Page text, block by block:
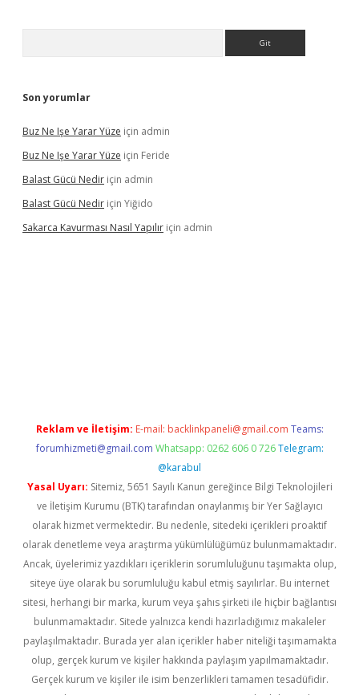
Son yorumlar
Buz Ne Işe Yarar Yüze için admin
Buz Ne Işe Yarar Yüze için Feride
Balast Gücü Nedir için admin
Balast Gücü Nedir için Yiğido
Sakarca Kavurması Nasıl Yapılır için admin
Reklam ve İletişim: E-mail: backlinkpaneli@gmail.com Teams:
forumhizmeti@gmail.com Whatsapp: 0262 606 0 726 Telegram:
@karabul
Yasal Uyarı: Sitemiz, 5651 Sayılı Kanun gereğince Bilgi Teknolojileri
ve İletişim Kurumu (BTK) tarafından onaylanmış bir Yer Sağlayıcı
olarak hizmet vermektedir. Bu nedenle, sitedeki içerikleri proaktif
olarak denetleme veya araştırma yükümlülüğümüz bulunmamaktadır.
Ancak, üyelerimiz yazdıkları içeriklerin sorumluluğunu taşımakta olup,
siteye üye olarak bu sorumluluğu kabul etmiş sayılırlar. Bu internet
sitesi, herhangi bir marka, kurum veya şahıs şirketi ile hiçbir bağlantısı
bulunmamaktadır. Sitede yalnızca kendi hazırladığımız makaleler
paylaşılmaktadır. Burada yer alan içerikler haber niteliği taşımamakta
olup, gerçek kurum ve kişiler hakkında paylaşım yapılmamaktadır.
Gerçek kurum ve kişiler ile isim benzerlikleri tamamen tesadüfidir.